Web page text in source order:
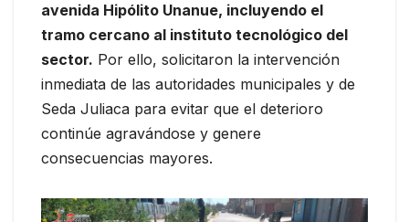
avenida Hipólito Unanue, incluyendo el
tramo cercano al instituto tecnológico del
sector. Por ello, solicitaron la intervención
inmediata de las autoridades municipales y de
Seda Juliaca para evitar que el deterioro
continúe agravándose y genere
consecuencias mayores.